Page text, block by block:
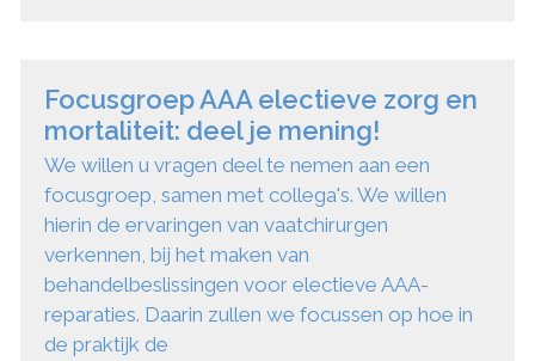
Focusgroep AAA electieve zorg en
mortaliteit: deel je mening!
We willen u vragen deel te nemen aan een
focusgroep, samen met collega's. We willen
hierin de ervaringen van vaatchirurgen
verkennen, bij het maken van
behandelbeslissingen voor electieve AAA-
reparaties. Daarin zullen we focussen op hoe in
de praktijk de